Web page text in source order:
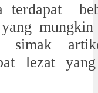
terdapat
yang
simak
lezat